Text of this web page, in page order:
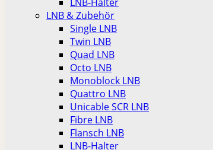
LNB & Zubehör
Single LNB
Twin LNB
Quad LNB
Octo LNB
Monoblock LNB
Quattro LNB
Unicable SCR LNB
Fibre LNB
Flansch LNB
LNB-Halter